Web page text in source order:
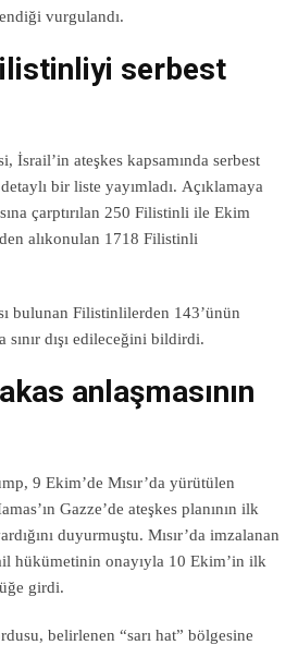
vurgulandı.
serbest
İsrail’in ateşkes kapsamında serbest
bir liste yayımladı. Açıklamaya
çarptırılan 250 Filistinli ile Ekim
alıkonulan 1718 Filistinli
bulunan Filistinlilerden 143’ünün
sınır dışı edileceğini bildirdi.
anlaşmasının
9 Ekim’de Mısır’da yürütülen
Gazze’de ateşkes planının ilk
duyurmuştu. Mısır’da imzalanan
hükümetinin onayıyla 10 Ekim’in ilk
girdi.
belirlenen “sarı hat” bölgesine